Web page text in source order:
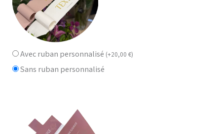
Avec ruban personnalisé (+20,00€)
Sans ruban personnalisé